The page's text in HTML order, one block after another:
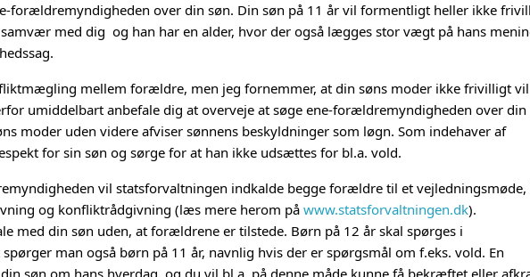
forældremyndigheden over din søn. Din søn på 11 år vil formentligt heller ikke
med dig  og han har en alder, hvor der også lægges stor vægt på hans
mellem forældre, men jeg fornemmer, at din søns moder ikke frivilligt vil
umiddelbart anbefale dig at overveje at søge ene-forældremyndigheden over din
moder uden videre afviser sønnens beskyldninger som løgn. Som indehaver af
for sin søn og sørge for at han ikke udsættes for bl.a. vold.
vil statsforvaltningen indkalde begge forældre til et
og konfliktrådgivning (læs mere herom på www.statsforvaltningen.dk).
med din søn uden, at forældrene er tilstede. Børn på 12 år skal spørges i
man også børn på 11 år, navnlig hvis der er spørgsmål om f.eks. vold. En
søn om hans hverdag, og du vil bl.a. på denne måde kunne få bekræftet eller